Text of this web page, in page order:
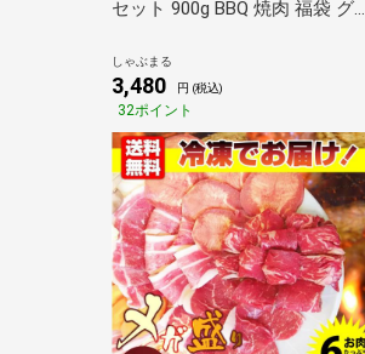
セット 900g BBQ 焼肉 福袋 グル
品 プレゼント 150g×6パック キ
ャンプ しゃぶまる
しゃぶまる
3,480 円 (税込)
32ポイント